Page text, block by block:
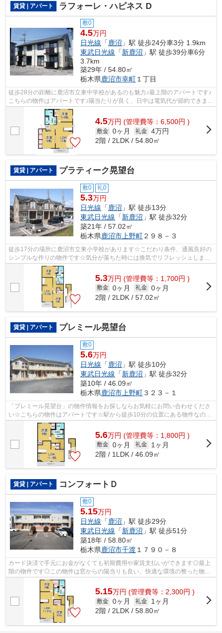
賃貸 | アパート ラフォーレ・ハピネス D
敷0
4.5万円
日光線 「鹿沼 」駅 徒歩24分車3分 1.9km
東武日光線 「新鹿沼 」駅 徒歩39分車6分
3.7km
築29年 / 54.80㎡
栃木県鹿沼市幸町１丁目
徒歩28分の距離に鹿沼市立東中学校があるのも魅力♪最上階のアパートです♪
こちらの物件はアパートです♪陽当たりが良く、日中は電気代が節約できます
のでおすすめです♪当社は鹿沼市エリ...
4.5万円 (管理費等：6,500円 )
敷金 0ヶ月 礼金 4万円
2階 / 2LDK / 54.80㎡
賃貸 | アパート プラティーク晃望台
敷0 礼0
5.3万円
日光線 「鹿沼 」駅 徒歩13分
東武日光線 「新鹿沼 」駅 徒歩32分
築21年 / 57.02㎡
栃木県鹿沼市上野町２９８－３
徒歩17分の場所に鹿沼市立東小学校があります☆こだわり条件、通風良好の
シンプルな作りの物件です☆気分が落ちた時には換気でリフレッシュしまし
ょう☆こちらの物件はアパートです☆最上...
5.3万円 (管理費等：1,700円 )
敷金 0ヶ月 礼金 0ヶ月
2階 / 2LDK / 57.02㎡
賃貸 | アパート プレミール晃望台
敷0
5.6万円
日光線 「 鹿沼 」駅 徒歩10分
東武日光線 「新鹿沼 」駅 徒歩32分
築10年 / 46.09㎡
栃木県鹿沼市 上野町３２３－１
「プレミール晃望台」の物件情報をお探しならお気軽にお問い合わせくださ
い☆こちらの物件はアパートです☆駅から徒歩10分の位置にある物件なの
で、アクセスも良好です☆ニーズの高い、平...
5.6万円 (管理費等：1,800円 )
敷金 0ヶ月 礼金
1ヶ月
2階 / 1LDK / 46.09㎡
賃貸 | アパート コンフォートＤ
敷0
5.15万円
日光線 「 鹿沼 」駅 徒歩29分
東武日光線 「新鹿沼 」駅 徒歩51分
築18年 / 58.80㎡
栃木県鹿沼市千渡 １７９０－８
カード決済で手元にお金がなくても初期費用や家賃支払いができます◎最上
階の物件です◎この物件は窓からの陽当りも良い、快適な環境の整った物件
です◎こちらの物件はアパートです◎エス...
5.15万円 (管理費等：2,300円 )
敷金 0ヶ月 礼金
1ヶ月
2階 / 2LDK / 58.80㎡